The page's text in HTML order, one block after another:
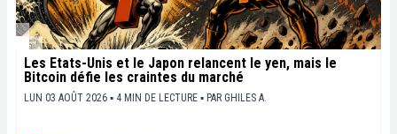
Les États-Unis et le Japon relancent le yen, mais le
Bitcoin défie les craintes du marché
LUN 03 AOÛT 2026 ▪ 4 MIN DE LECTURE ▪ PAR GHILES A.